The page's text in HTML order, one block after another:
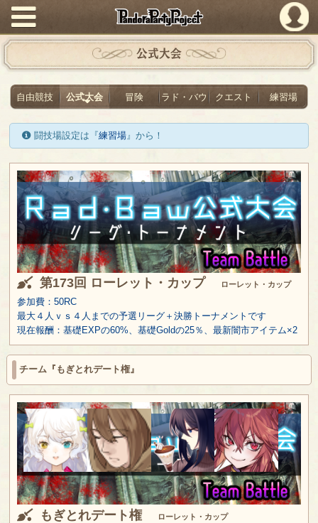
PandoraPartyProject
公式大会
自由競技 公式大会 冒険 ラド・バウ クエスト 練習場
闘技場設定は『練習場』から！
第173回 ローレット・カップ ローレット・カップ
参加費：50RC
最大４人ｖｓ４人までの予選リーグ＋決勝トーナメントです
現在報酬：基礎EXPの60%、基礎Goldの25％、最新闇市アイテム×2
チーム『もぎとれデート権』
もぎとれデート権 ローレット・カップ